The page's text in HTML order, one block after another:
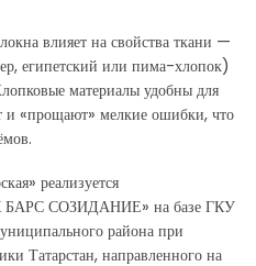
влияет на свойства ткани —
египетский или пима-хлопок)
материалы удобны для
и «прощают» мелкие ошибки, что
реализуется
БАРС СОЗИДАНИЕ» на базе ГКУ
района при
Татарстан, направленного на